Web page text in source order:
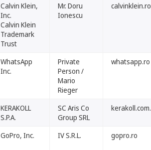
Calvin Klein,
Inc.
Calvin Klein
Trademark
Trust
Mr. Doru
Ionescu
calvinklein.ro
WhatsApp
Inc.
Private
Person /
Mario
Rieger
whatsapp.ro
KERAKOLL
S.P.A.
SC Aris Co
Group SRL
GoPro, Inc. IV S.R.L. gopro.ro